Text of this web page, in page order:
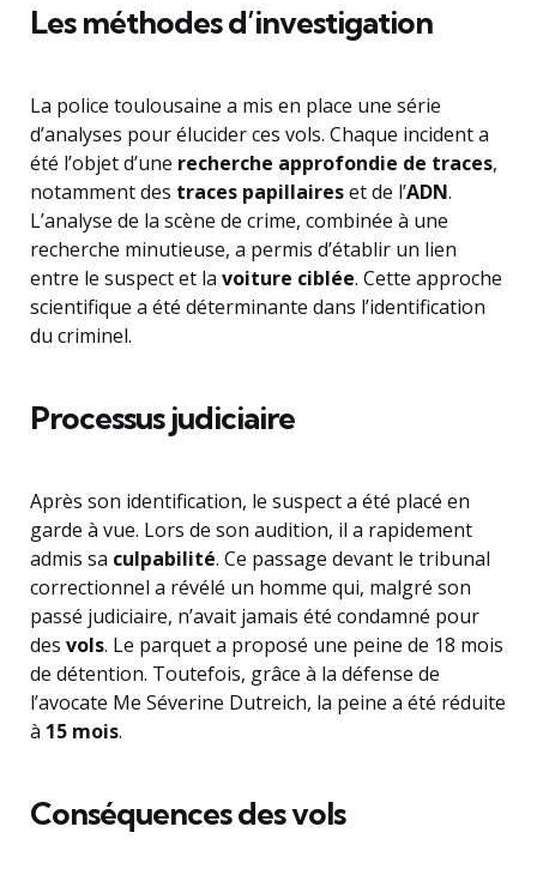
Les méthodes d’investigation
La police toulousaine a mis en place une série
d’analyses pour élucider ces vols. Chaque incident a
été l’objet d’une recherche approfondie de traces,
notamment des traces papillaireset de l’ADN.
L’analyse de la scène de crime, combinée à une
recherche minutieuse, a permis d’établir un lien
entre le suspect et la voiture ciblée. Cette approche
scientifique a été déterminante dans l’identification
du criminel.
Processus judiciaire
Après son identification, le suspect a été placé en
garde à vue. Lors de son audition, il a rapidement
admis sa culpabilité. Ce passage devant le tribunal
correctionnel a révélé un homme qui, malgré son
passé judiciaire, n’avait jamais été condamné pour
des vols. Le parquet a proposé une peine de 18 mois
de détention. Toutefois, grâce à la défense de
l’avocate Me Séverine Dutreich, la peine a été réduite
à 15 mois.
Conséquences des vols